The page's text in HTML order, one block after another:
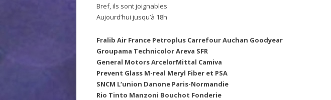
Bref, ils sont joignables
Aujourd’hui jusqu’à 18h
Fralib Air France Petroplus Carrefour Auchan Goodyear
Groupama Technicolor Areva SFR
General Motors ArcelorMittal Camiva
Prevent Glass M-real Meryl Fiber et PSA
SNCM L’union Danone Paris-Normandie
Rio Tinto Manzoni Bouchot Fonderie